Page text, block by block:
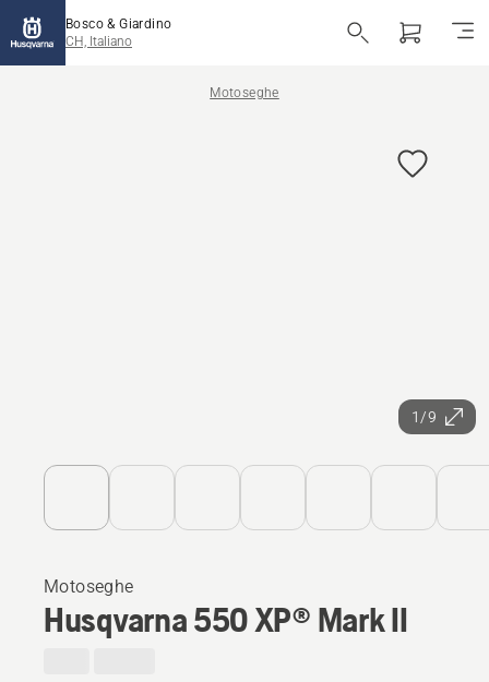
Bosco & Giardino
CH, Italiano
Motoseghe
1/9
Motoseghe
Husqvarna 550 XP® Mark II